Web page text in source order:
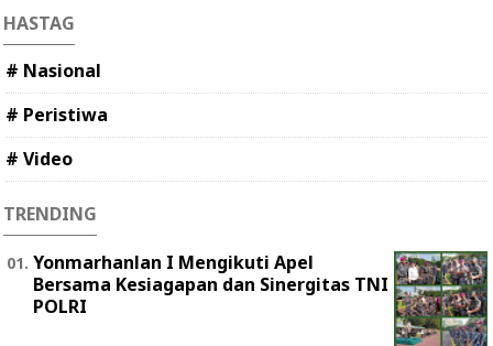
HASTAG
# Nasional
# Peristiwa
# Video
TRENDING
Yonmarhanlan I Mengikuti Apel
Bersama Kesiagapan dan Sinergitas TNI
POLRI